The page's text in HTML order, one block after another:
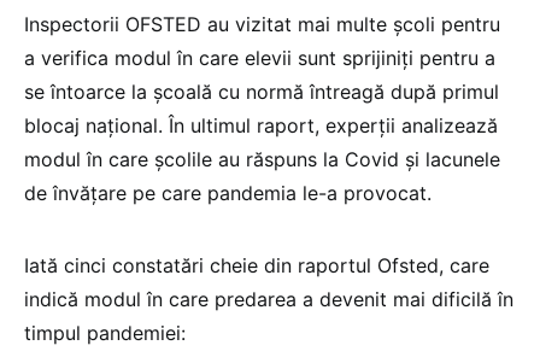
Inspectorii OFSTED au vizitat mai multe școli pentru
a verifica modul în care elevii sunt sprijiniți pentru a
se întoarce la școală cu normă întreagă după primul
blocaj național. În ultimul raport, experții analizează
modul în care școlile au răspuns la Covid și lacunele
de învățare pe care pandemia le-a provocat.
Iată cinci constatări cheie din raportul Ofsted, care
indică modul în care predarea a devenit mai dificilă în
timpul pandemiei: